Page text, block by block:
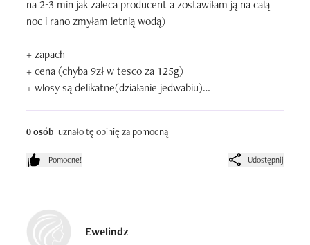
na 2-3 min jak zaleca producent a zostawiłam ją na calą
noc i rano zmyłam letnią wodą)
+ zapach
+ cena (chyba 9zł w tesco za 125g)
+ wlosy są delikatne(działanie jedwabiu)
+ mają ładny połysk
- maska regenerująca jednak czy tak jest co do tego nie
jestem aż tak przekonana, dla tego też zabieram pół
Używam tego produktu od: miesiąca
0 osób uznało tę opinię za pomocną
Pomocne! Udostępnij
Ewelindz